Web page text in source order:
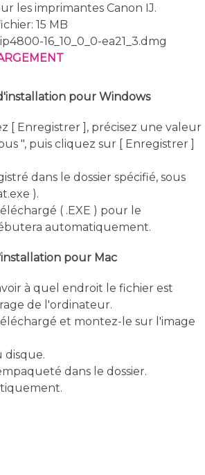
les imprimantes Canon IJ.
15 MB
16_10_0_0-ea21_3.dmg
pour Windows
[ Enregistrer ], précisez une valeur
", puis cliquez sur [ Enregistrer ]
dans le dossier spécifié, sous
).
( .EXE ) pour le
automatiquement.
pour Mac
à quel endroit le fichier est
de l'ordinateur.
et montez-le sur l'image
disque.
dans le dossier.